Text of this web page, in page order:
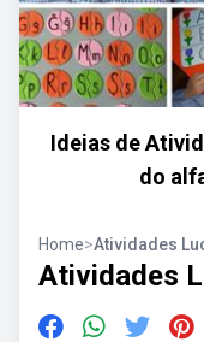
Ideias de
do
Home>Atividades
Atividades